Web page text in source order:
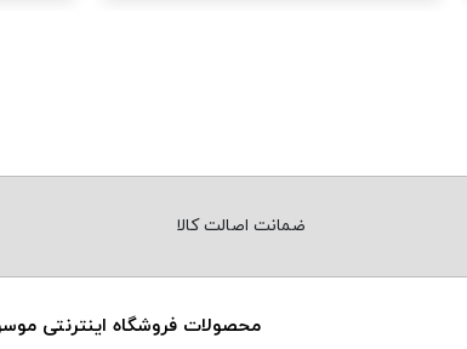
ضمانت اصالت کالا
محصولات فروشگاه اینترنتی